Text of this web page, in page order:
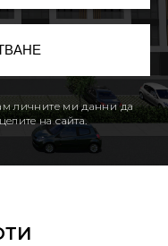
личните ми данни да
на сайта.